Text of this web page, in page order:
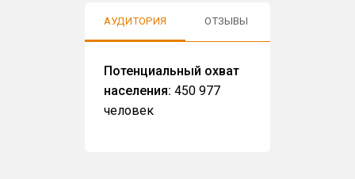
АУДИТОРИЯ ОТЗЫВЫ
Потенциальный охват
населения: 450 977
человек